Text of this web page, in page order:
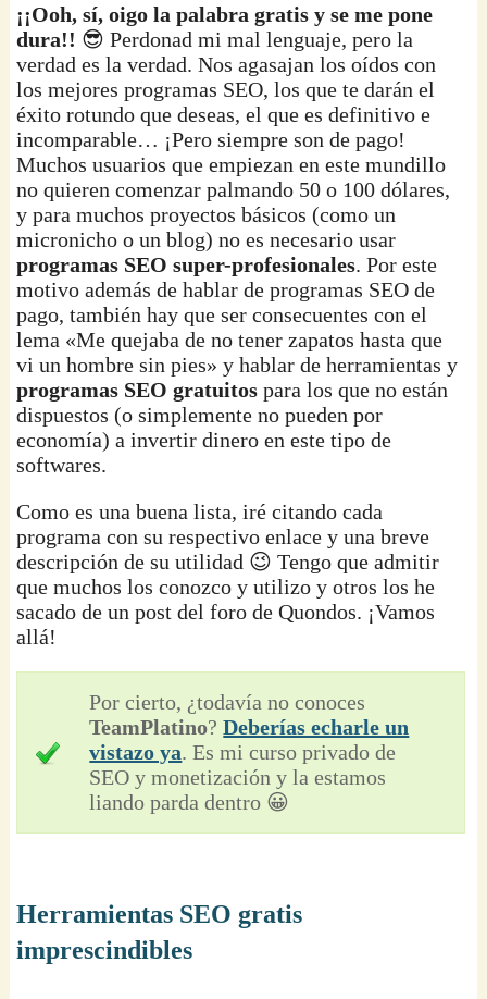
¡¡Ooh, sí, oigo la palabra gratis y se me pone
dura!! 😎 Perdonad mi mal lenguaje, pero la
verdad es la verdad. Nos agasajan los oídos con
los mejores programas SEO, los que te darán el
éxito rotundo que deseas, el que es definitivo e
incomparable… ¡Pero siempre son de pago!
Muchos usuarios que empiezan en este mundillo
no quieren comenzar palmando 50 o 100 dólares,
y para muchos proyectos básicos (como un
micronicho o un blog) no es necesario usar
programas SEO super-profesionales. Por este
motivo además de hablar de programas SEO de
pago, también hay que ser consecuentes con el
lema «Me quejaba de no tener zapatos hasta que
vi un hombre sin pies» y hablar de herramientas y
programas SEO gratuitos para los que no están
dispuestos (o simplemente no pueden por
economía) a invertir dinero en este tipo de
softwares.
Como es una buena lista, iré citando cada
programa con su respectivo enlace y una breve
descripción de su utilidad 😉 Tengo que admitir
que muchos los conozco y utilizo y otros los he
sacado de un post del foro de Quondos. ¡Vamos
allá!
Por cierto, ¿todavía no conoces
TeamPlatino?Deberías echarle un
vistazo ya. Es mi curso privado de
SEO y monetización y la estamos
liando parda dentro 😀
Herramientas SEO gratis
imprescindibles